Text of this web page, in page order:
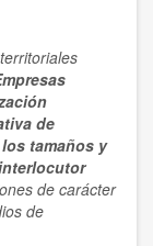
de
tamaños y
de carácter
de